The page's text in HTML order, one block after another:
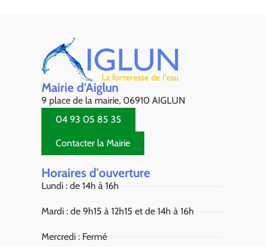
Mairie d'Aiglun
9 place de la mairie, 06910 AIGLUN
04 93 05 85 35
Contacter la Mairie
Horaires d'ouverture
Lundi : de 14h à 16h
Mardi : de 9h15 à 12h15 et de 14h à 16h
Mercredi : Fermé